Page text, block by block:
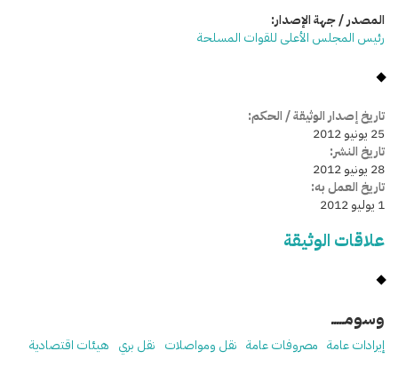
المصدر / جهة الإصدار:
رئيس المجلس الأعلى للقوات المسلحة
تاريخ إصدار الوثيقة / الحكم:
25 يونيو 2012
تاريخ النشر:
28 يونيو 2012
تاريخ العمل به:
1 يوليو 2012
علاقات الوثيقة
وسومـــــ
إيرادات عامة مصروفات عامة نقل ومواصلات نقل بري هيئات اقتصادية